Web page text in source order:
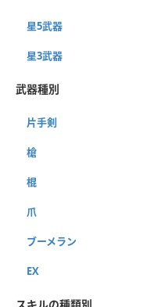
星5武器
星3武器
武器種別
片手剣
槍
棍
爪
ブーメラン
EX
スキルの種類別